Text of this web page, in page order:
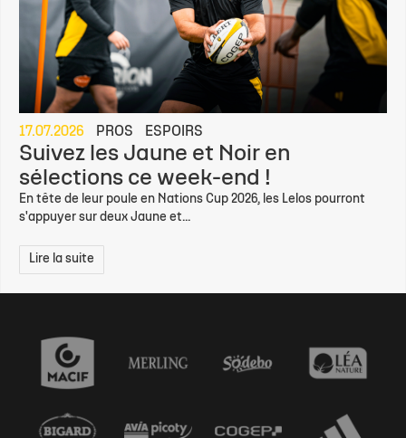
17.07.2026 PROS ESPOIRS
Suivez les Jaune et Noir en
sélections ce week-end !
En tête de leur poule en Nations Cup 2026, les Lelos pourront
s'appuyer sur deux Jaune et...
Lire la suite